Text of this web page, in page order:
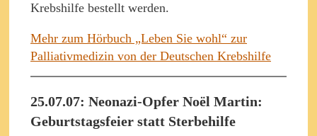
Krebshilfe bestellt werden.
Mehr zum Hörbuch „Leben Sie wohl“ zur
Palliativmedizin von der Deutschen Krebshilfe
25.07.07: Neonazi-Opfer Noël Martin:
Geburtstagsfeier statt Sterbehilfe